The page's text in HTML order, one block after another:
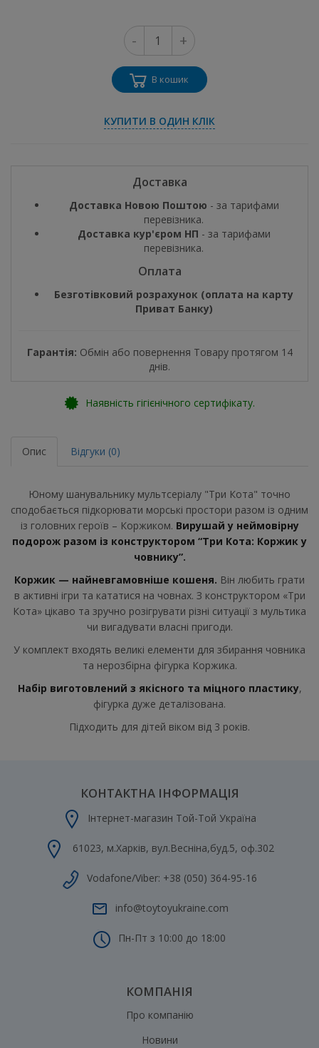
- +
В кошик
КУПИТИ В ОДИН КЛІК
Доставка
Доставка Новою Поштою - за тарифами
перевізника.
Доставка кур'єром НП - за тарифами
перевізника.
Оплата
Безготівковий розрахунок (оплата на карту
Приват Банку)
Гарантія: Обмін або повернення Товару протягом 14
днів.
Наявність гігієнічного сертифікату.
Опис Відгуки (0)
Юному шанувальнику мультсеріалу "Три Кота" точно
сподобається підкорювати морські простори разом із одним
із головних героїв – Коржиком. Вирушай у неймовірну
подорож разом із конструктором “Три Кота: Коржик у
човнику”.
Коржик — найневгамовніше кошеня. Він любить грати
в активні ігри та кататися на човнах. З конструктором «Три
Кота» цікаво та зручно розігрувати різні ситуації з мультика
чи вигадувати власні пригоди.
У комплект входять великі елементи для збирання човника
та нерозбірна фігурка Коржика.
Набір виготовлений з якісного та міцного пластику,
фігурка дуже деталізована.
Підходить для дітей віком від 3 років.
КОНТАКТНА ІНФОРМАЦІЯ
Інтернет-магазин Той-Той Україна
61023, м.Харків, вул.Весніна,буд.5, оф.302
Vodafone/Viber: +38 (050) 364-95-16
info@toytoyukraine.com
Пн-Пт з 10:00 до 18:00
КОМПАНІЯ
Про компанію
Новини